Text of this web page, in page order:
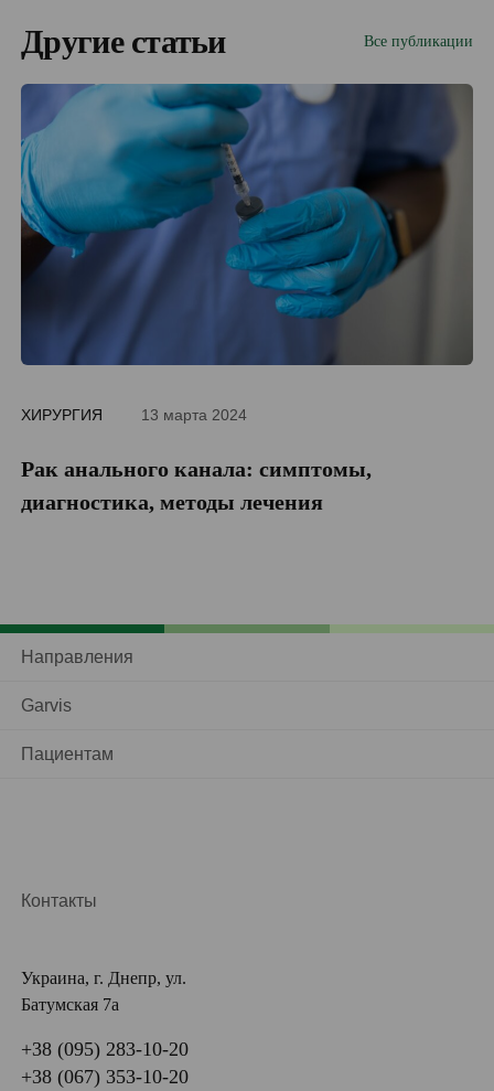
Другие статьи Все публикации
ХИРУРГИЯ 13 марта 2024
Рак анального канала: симптомы,
диагностика, методы лечения
Направления
Garvis
Пациентам
Контакты
Украина, г. Днепр, ул.
Батумская 7а
+38 (095) 283-10-20
+38 (067) 353-10-20